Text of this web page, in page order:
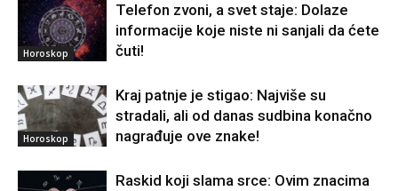
Horoskop
Telefon zvoni, a svet staje: Dolaze
informacije koje niste ni sanjali da ćete
čuti!
Horoskop
Kraj patnje je stigao: Najviše su
stradali, ali od danas sudbina konačno
nagrađuje ove znake!
Raskid koji slama srce: Ovim znacima